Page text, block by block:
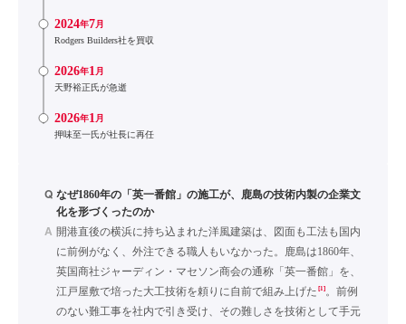
2024年7月
Rodgers Builders社を買収
2026年1月
天野裕正氏が急逝
2026年1月
押味至一氏が社長に再任
Q なぜ1860年の「英一番館」の施工が、鹿島の技術内製の企業文
化を形づくったのか
A 開港直後の横浜に持ち込まれた洋風建築は、図面も工法も国内
に前例がなく、外注できる職人もいなかった。鹿島は1860年、
英国商社ジャーディン・マセソン商会の通称「英一番館」を、
江戸屋敷で培った大工技術を頼りに自前で組み上げた [1]。前例
のない難工事を社内で引き受け、その難しさを技術として手元